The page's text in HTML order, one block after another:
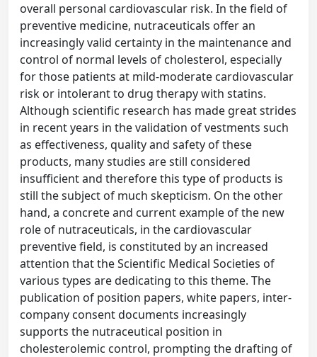
overall personal cardiovascular risk. In the field of
preventive medicine, nutraceuticals offer an
increasingly valid certainty in the maintenance and
control of normal levels of cholesterol, especially
for those patients at mild-moderate cardiovascular
risk or intolerant to drug therapy with statins.
Although scientific research has made great strides
in recent years in the validation of vestments such
as effectiveness, quality and safety of these
products, many studies are still considered
insufficient and therefore this type of products is
still the subject of much skepticism. On the other
hand, a concrete and current example of the new
role of nutraceuticals, in the cardiovascular
preventive field, is constituted by an increased
attention that the Scientific Medical Societies of
various types are dedicating to this theme. The
publication of position papers, white papers, inter-
company consent documents increasingly
supports the nutraceutical position in
cholesterolemic control, prompting the drafting of